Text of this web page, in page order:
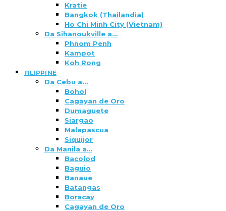
Kratie
Bangkok (Thailandia)
Ho Chi Minh City (Vietnam)
Da Sihanoukville a…
Phnom Penh
Kampot
Koh Rong
FILIPPINE
Da Cebu a…
Bohol
Cagayan de Oro
Dumaguete
Siargao
Malapascua
Siquijor
Da Manila a…
Bacolod
Baguio
Banaue
Batangas
Boracay
Cagayan de Oro